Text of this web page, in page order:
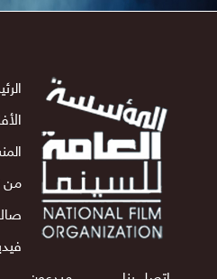
الأفلام
من
صالات
فيديو